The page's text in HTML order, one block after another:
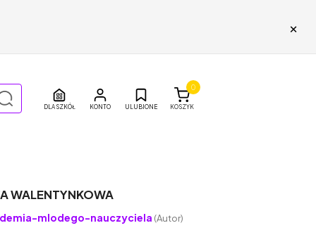
×
DLA SZKÓŁ ULUBIONE KOSZYK
0
WALENTYNKOWA
mlodego-nauczyciela (Autor)